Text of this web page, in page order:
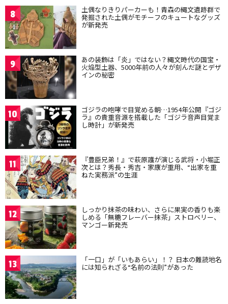
8 土偶なりきりパーカーも！青森の縄文遺跡群で
発掘された土偶がモチーフのキュートなグッズ
が新発売
9 あの装飾は「炎」ではない？縄文時代の国宝・
火焔型土器、5000年前の人々が刻んだ謎とデザ
インの秘密
10 ゴジラの咆哮で目覚める朝…1954年公開『ゴジ
ラ』の貴重音源を搭載した「ゴジラ音声目覚ま
し時計」が新発売
11 『豊臣兄弟！』で萩原護が演じる武将・小堀正
次とは？秀長・秀吉・家康が重用、“出家を重
ねた実務派”の生涯
12 しっかり抹茶の味わい、さらに果実の香りも楽
しめる「無糖フレーバー抹茶」ストロベリー、
マンゴー新発売
13 「一口」が「いもあらい」！？ 日本の難読地名
には知られざる“名前の法則”があった